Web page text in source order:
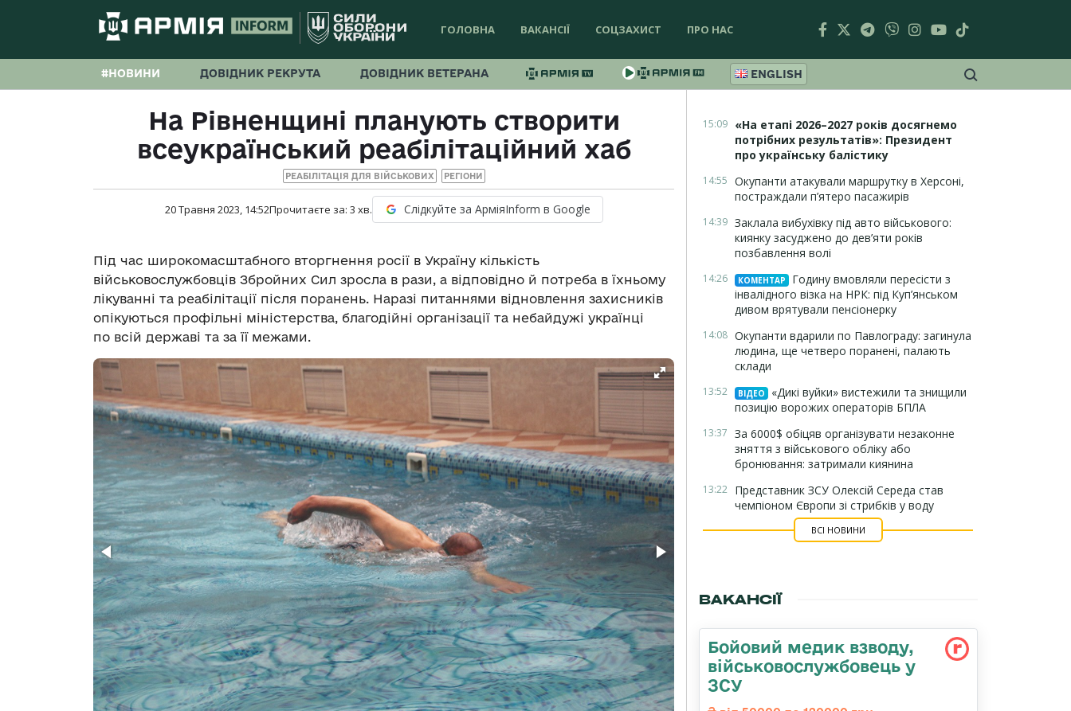
ГОЛОВНА ВАКАНСІЇ СОЦЗАХИСТ ПРО НАС
#НОВИНИ ДОВІДНИК РЕКРУТА ДОВІДНИК ВЕТЕРАНА ENGLISH
На Рівненщині планують створити
всеукраїнський реабілітаційний хаб
РЕАБІЛІТАЦІЯ ДЛЯ ВІЙСЬКОВИХ РЕГІОНИ
20 Травня 2023, 14:52Прочитаєте за: 3 хв. Слідкуйте за АрміяInform в Google
Під час широкомасштабного вторгнення росії в Україну кількість
військовослужбовців Збройних Сил зросла в рази, а відповідно й потреба в їхньому
лікуванні та реабілітації після поранень. Наразі питаннями відновлення захисників
опікуються профільні міністерства, благодійні організації та небайдужі українці
по всій державі та за її межами.
15:09 «На етапі 2026–2027 років досягнемо
потрібних результатів»: Президент
про українську балістику
14:55 Окупанти атакували маршрутку в Херсоні,
постраждали п’ятеро пасажирів
14:39 Заклала вибухівку під авто військового:
киянку засуджено до дев’яти років
позбавлення волі
14:26 КОМЕНТАР
Годину вмовляли пересісти з
інвалідного візка на НРК: під Куп’янськом
дивом врятували пенсіонерку
14:08 Окупанти вдарили по Павлограду: загинула
людина, ще четверо поранені, палають
склади
13:52 ВІДЕО
«Дикі вуйки» вистежили та знищили
позицію ворожих операторів БПЛА
13:37 За 6000$ обіцяв організувати незаконне
зняття з військового обліку або
бронювання: затримали киянина
13:22 Представник ЗСУ Олексій Середа став
чемпіоном Європи зі стрибків у воду
ВСІ НОВИНИ
ВАКАНСІЇ
Бойовий медик взводу,
військовослужбовець у
ЗСУ